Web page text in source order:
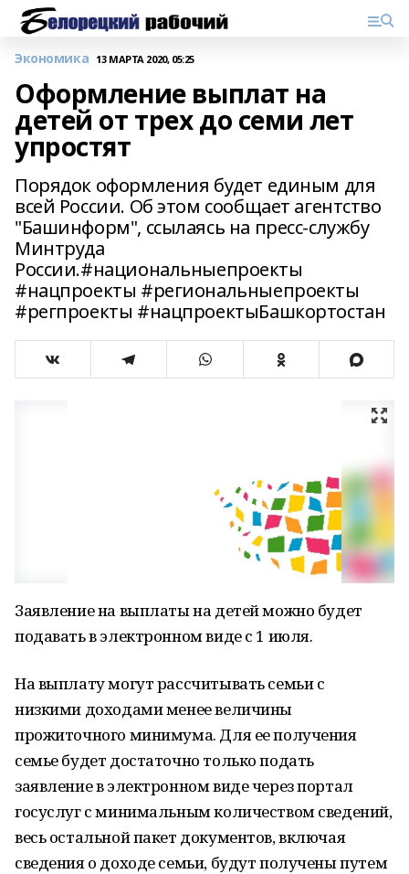
Экономика 13 МАРТА 2020, 05:25
Оформление выплат на
детей от трех до семи лет
упростят
Порядок оформления будет единым для
всей России. Об этом сообщает агентство
"Башинформ", ссылаясь на пресс-службу
Минтруда
России.#национальныепроекты
#нацпроекты #региональныепроекты
#регпроекты #нацпроектыБашкортостан
Заявление на выплаты на детей можно будет
подавать в электронном виде с 1 июля.
На выплату могут рассчитывать семьи с
низкими доходами менее величины
прожиточного минимума. Для ее получения
семье будет достаточно только подать
заявление в электронном виде через портал
госуслуг с минимальным количеством сведений,
весь остальной пакет документов, включая
сведения о доходе семьи, будут получены путем